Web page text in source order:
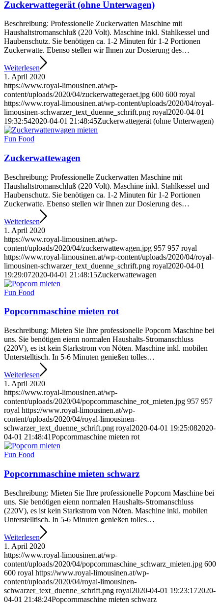
Zuckerwattegerät (ohne Unterwagen)
Beschreibung: Professionelle Zuckerwatten Maschine mit
Haushaltstromanschluß (220 Volt). Maschine inkl. Stahlkessel und
Haubenschutz. Sie benötigen ca. 1-2 Minuten für 1-2 Portionen
Zuckerwatte. Ebenso stellen wir Ihnen zur Dosierung des…
Weiterlesen
1. April 2020
https://www.royal-limousinen.at/wp-
content/uploads/2020/04/zuckerwattegeraet.jpg 600 600 royal
https://www.royal-limousinen.at/wp-content/uploads/2020/04/royal-
limousinen-schwarzer_text_duenne_schrift.png royal2020-04-01
19:32:542020-04-01 21:48:45Zuckerwattegerät (ohne Unterwagen)
Fun Food
Zuckerwattewagen
Beschreibung: Professionelle Zuckerwatten Maschine mit
Haushaltstromanschluß (220 Volt). Maschine inkl. Stahlkessel und
Haubenschutz. Sie benötigen ca. 1-2 Minuten für 1-2 Portionen
Zuckerwatte. Ebenso stellen wir Ihnen zur Dosierung des…
Weiterlesen
1. April 2020
https://www.royal-limousinen.at/wp-
content/uploads/2020/04/zuckerwattewagen.jpg 957 957 royal
https://www.royal-limousinen.at/wp-content/uploads/2020/04/royal-
limousinen-schwarzer_text_duenne_schrift.png royal2020-04-01
19:29:072020-04-01 21:48:15Zuckerwattewagen
Fun Food
Popcornmaschine mieten rot
Beschreibung: Mieten Sie Ihre professionelle Popcorn Maschine bei
uns. Sie benötigen eienn normalen Haushalts-Stromanschluss
(220V), es ist kein Starkstrom von Nöten. Maschine inkl. mobilen
Unterstelltisch. In 5-6 Minuten genießen tolles…
Weiterlesen
1. April 2020
https://www.royal-limousinen.at/wp-
content/uploads/2020/04/popcornmaschine_rot_mieten.jpg 957 957
royal https://www.royal-limousinen.at/wp-
content/uploads/2020/04/royal-limousinen-
schwarzer_text_duenne_schrift.png royal2020-04-01 19:25:082020-
04-01 21:48:41Popcornmaschine mieten rot
Fun Food
Popcornmaschine mieten schwarz
Beschreibung: Mieten Sie Ihre professionelle Popcorn Maschine bei
uns. Sie benötigen eienn normalen Haushalts-Stromanschluss
(220V), es ist kein Starkstrom von Nöten. Maschine inkl. mobilen
Unterstelltisch. In 5-6 Minuten genießen tolles…
Weiterlesen
1. April 2020
https://www.royal-limousinen.at/wp-
content/uploads/2020/04/popcornmaschine_schwarz_mieten.jpg 600
600 royal https://www.royal-limousinen.at/wp-
content/uploads/2020/04/royal-limousinen-
schwarzer_text_duenne_schrift.png royal2020-04-01 19:23:172020-
04-01 21:48:24Popcornmaschine mieten schwarz